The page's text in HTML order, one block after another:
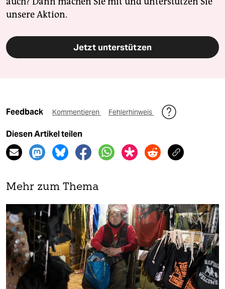
unsere Aktion.
Jetzt unterstützen
Feedback Kommentieren Fehlerhinweis
Diesen Artikel teilen
Mehr zum Thema